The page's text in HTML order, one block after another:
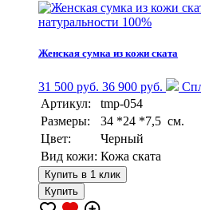
натуральности 100%
Женская сумка из кожи ската
31 500 руб. 36 900 руб.
Артикул:
tmp-054
Размеры:
34 *24 *7,5 см.
Цвет:
Черный
Вид кожи: Кожа ската
Купить в 1 клик
Купить